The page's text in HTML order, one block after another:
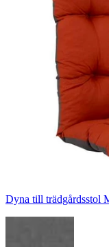
Dyna till trädgårdsstol